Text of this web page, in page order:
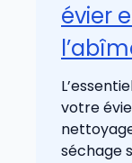
évier
votre
séchage